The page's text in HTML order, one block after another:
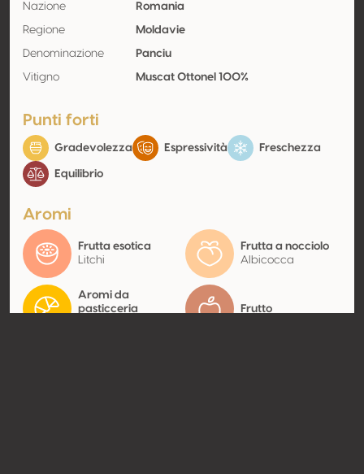
Nazione Romania
Regione Moldavie
Denominazione Panciu
Vitigno Muscat Ottonel 100%
Punti forti
Gradevolezza Espressività Freschezza
Equilibrio
Aromi
Frutta esotica
Litchi
Frutta a nocciolo
Albicocca
Aromi da
pasticceria
Frutto